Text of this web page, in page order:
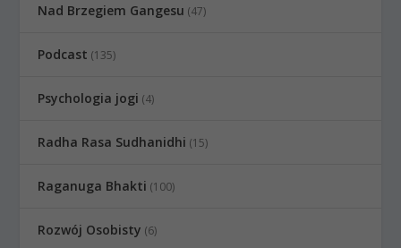
Nad Brzegiem Gangesu (47)
Podcast (135)
Psychologia jogi (4)
Radha Rasa Sudhanidhi (15)
Raganuga Bhakti (100)
Rozwój Osobisty (6)